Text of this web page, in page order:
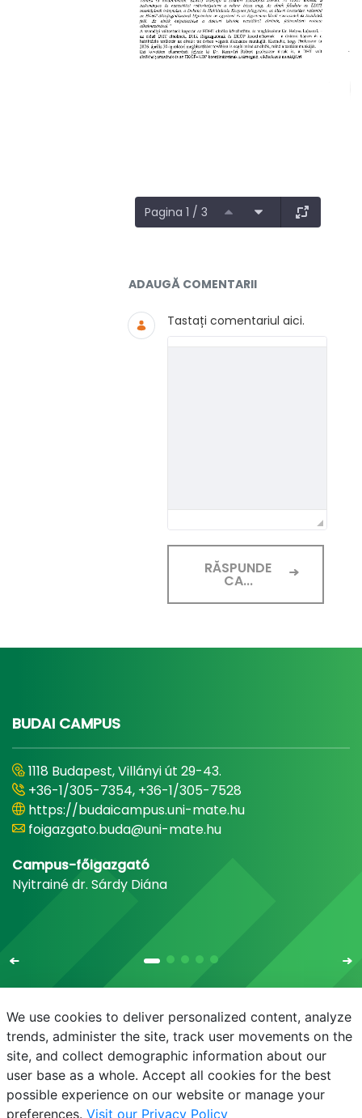
Pagina 1 / 3
Documente și Media
ADAUGĂ COMENTARII
Tastați comentariul aici.
RĂSPUNDE
CA...
BUDAI CAMPUS
1118 Budapest, Villányi út 29-43.
+36-1/305-7354, +36-1/305-7528
https://budaicampus.uni-mate.hu
foigazgato.buda@uni-mate.hu
Campus-főigazgató
Nyitrainé dr. Sárdy Diána
E-mail Telefonkönyv NEPTUN E-learning
We use cookies to deliver personalized content, analyze
trends, administer the site, track user movements on the
site, and collect demographic information about our
user base as a whole. Accept all cookies for the best
possible experience on our website or manage your
preferences. Visit our Privacy Policy